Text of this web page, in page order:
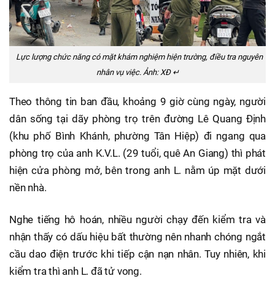
Lực lượng chức năng có mặt khám nghiệm hiện trường, điều tra nguyên
nhân vụ việc. Ảnh: XĐ ↵
Theo thông tin ban đầu, khoảng 9 giờ cùng ngày, người
dân sống tại dãy phòng trọ trên đường Lê Quang Định
(khu phố Bình Khánh, phường Tân Hiệp) đi ngang qua
phòng trọ của anh K.V.L. (29 tuổi, quê An Giang) thì phát
hiện cửa phòng mở, bên trong anh L. nằm úp mặt dưới
nền nhà.
Nghe tiếng hô hoán, nhiều người chạy đến kiểm tra và
nhận thấy có dấu hiệu bất thường nên nhanh chóng ngắt
cầu dao điện trước khi tiếp cận nạn nhân. Tuy nhiên, khi
kiểm tra thì anh L. đã tử vong.